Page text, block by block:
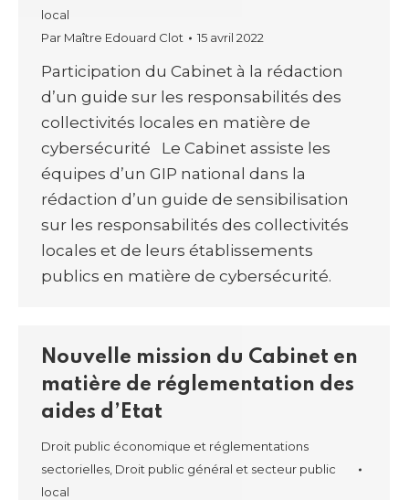
local
Par Maître Edouard Clot 15 avril 2022
Participation du Cabinet à la rédaction
d’un guide sur les responsabilités des
collectivités locales en matière de
cybersécurité Le Cabinet assiste les
équipes d’un GIP national dans la
rédaction d’un guide de sensibilisation
sur les responsabilités des collectivités
locales et de leurs établissements
publics en matière de cybersécurité.
Nouvelle mission du Cabinet en
matière de réglementation des
aides d’Etat
Droit public économique et réglementations
sectorielles Droit public général et secteur public
local